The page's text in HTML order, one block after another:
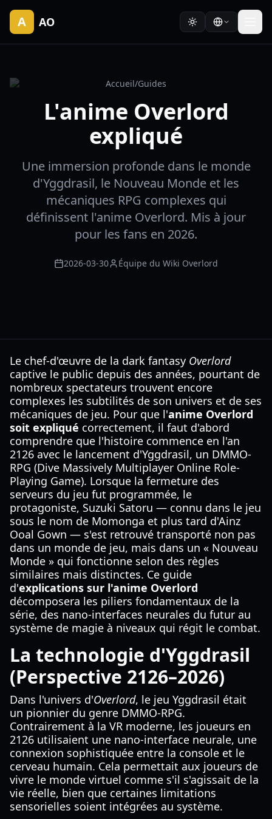
A AO
Accueil/Guides
L'anime Overlord
expliqué
Une immersion profonde dans le monde
d'Yggdrasil, le Nouveau Monde et les
mécaniques RPG complexes qui
définissent l'anime Overlord. Mis à jour
pour les fans en 2026.
2026-03-30 Équipe du Wiki Overlord
Le chef-d'œuvre de la dark fantasy Overlord
captive le public depuis des années, pourtant de
nombreux spectateurs trouvent encore
complexes les subtilités de son univers et de ses
mécaniques de jeu. Pour que l'anime Overlord
soit expliqué correctement, il faut d'abord
comprendre que l'histoire commence en l'an
2126 avec le lancement d'Yggdrasil, un DMMO-
RPG (Dive Massively Multiplayer Online Role-
Playing Game). Lorsque la fermeture des
serveurs du jeu fut programmée, le
protagoniste, Suzuki Satoru — connu dans le jeu
sous le nom de Momonga et plus tard d'Ainz
Ooal Gown — s'est retrouvé transporté non pas
dans un monde de jeu, mais dans un « Nouveau
Monde » qui fonctionne selon des règles
similaires mais distinctes. Ce guide
d'explications sur l'anime Overlord
décomposera les piliers fondamentaux de la
série, des nano-interfaces neurales du futur au
système de magie à niveaux qui régit le combat.
La technologie d'Yggdrasil
(Perspective 2126–2026)
Dans l'univers d'Overlord, le jeu Yggdrasil était
un pionnier du genre DMMO-RPG.
Contrairement à la VR moderne, les joueurs en
2126 utilisaient une nano-interface neurale, une
connexion sophistiquée entre la console et le
cerveau humain. Cela permettait aux joueurs de
vivre le monde virtuel comme s'il s'agissait de la
vie réelle, bien que certaines limitations
sensorielles soient intégrées au système.